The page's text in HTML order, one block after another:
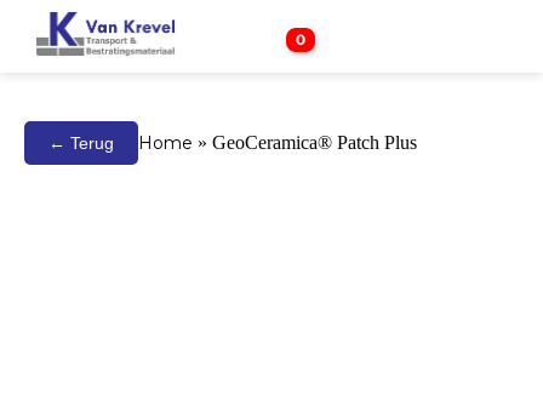
0
← Terug Home » GeoCeramica® Patch Plus